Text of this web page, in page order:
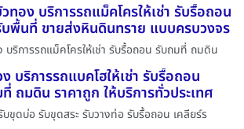
ทอง บริการรถแม็คโครให้เช่า รับรื้อถอน
พื้นที่ ขายส่งหินดินทราย แบบครบวงจร
บริการรถแม็คโครให้เช่า รับรื้อถอน รับถมที่ ถมดิน
บริการรถแบคโฮให้เช่า รับรื้อถอน
ถมดิน ราคาถูก ให้บริการทั่วประเทศ
บขุดบ่อ รับขุดสระ รับวางท่อ รับรื้อถอน เคลียร์ร